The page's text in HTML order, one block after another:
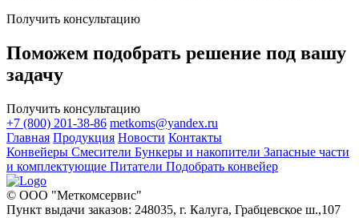
Получить консультацию
Поможем подобрать решение под вашу
задачу
Получить консультацию
+7 (800) 201-38-86 metkoms@yandex.ru
Главная Продукция Новости Контакты
Конвейеры Смесители Бункеры и накопители Запасные части
и комплектующие Питатели Подобрать конвейер
© ООО "Меткомсервис"
Пункт выдачи заказов: 248035, г. Калуга, Грабцевское ш.,107